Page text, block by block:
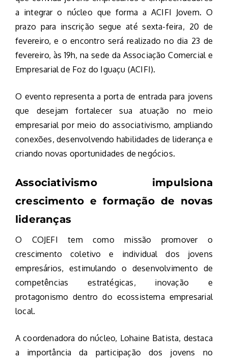
a integrar o núcleo que forma a ACIFI Jovem. O
prazo para inscrição segue até sexta-feira, 20 de
fevereiro, e o encontro será realizado no dia 23 de
fevereiro, às 19h, na sede da Associação Comercial e
Empresarial de Foz do Iguaçu (ACIFI).
O evento representa a porta de entrada para jovens
que desejam fortalecer sua atuação no meio
empresarial por meio do associativismo, ampliando
conexões, desenvolvendo habilidades de liderança e
criando novas oportunidades de negócios.
Associativismo impulsiona
crescimento e formação de novas
lideranças
O COJEFI tem como missão promover o
crescimento coletivo e individual dos jovens
empresários, estimulando o desenvolvimento de
competências estratégicas, inovação e
protagonismo dentro do ecossistema empresarial
local.
A coordenadora do núcleo, Lohaine Batista, destaca
a importância da participação dos jovens no